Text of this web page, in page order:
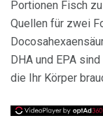
Portionen Fisch
Quellen für zwei
DHA und EPA
die Ihr Körper